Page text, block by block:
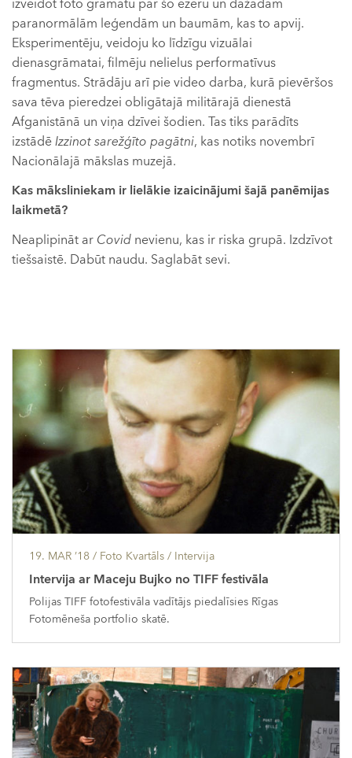
izveidot foto grāmatu par šo ezeru un dažādām
paranormālām leģendām un baumām, kas to apvij.
Eksperimentēju, veidoju ko līdzīgu vizuālai
dienasgrāmatai, filmēju nelielus performatīvus
fragmentus. Strādāju arī pie video darba, kurā pievēršos
sava tēva pieredzei obligātajā militārajā dienestā
Afganistānā un viņa dzīvei šodien. Tas tiks parādīts
izstādēIzzinot sarežģīto pagātni, kas notiks novembrī
Nacionālajā mākslas muzejā.
Kas māksliniekam ir lielākie izaicinājumi šajā panēmijas
laikmetā?
Neaplipināt ar Covid nevienu, kas ir riska grupā. Izdzīvot
tiešsaistē. Dabūt naudu. Saglabāt sevi.
19. MAR ’18 / Foto Kvartāls / Intervija
Intervija ar Maceju Bujko no TIFF festivāla
Polijas TIFF fotofestivāla vadītājs piedalīsies Rīgas
Fotomēneša portfolio skatē.